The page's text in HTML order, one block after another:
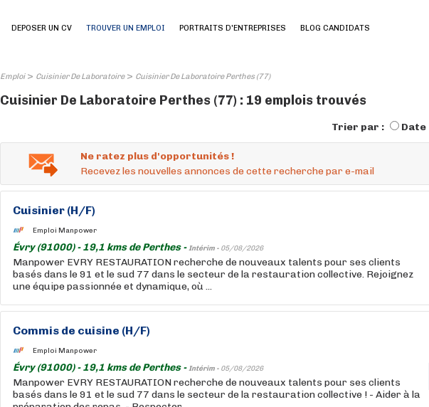
DEPOSER UN CV TROUVER UN EMPLOI PORTRAITS D'ENTREPRISES BLOG CANDIDATS
Emploi> Cuisinier De Laboratoire> Cuisinier De Laboratoire Perthes (77)
Cuisinier De Laboratoire Perthes (77) : 19 emplois trouvés
Trier par : Date
Ne ratez plus d'opportunités !
Recevez les nouvelles annonces de cette recherche par e-mail
Cuisinier (H/F)
Emploi Manpower
Évry (91000) - 19,1 kms de Perthes -Intérim - 05/08/2026
Manpower EVRY RESTAURATION recherche de nouveaux talents pour ses clients
basés dans le 91 et le sud 77 dans le secteur de la restauration collective. Rejoignez
une équipe passionnée et dynamique, où ...
Commis de cuisine (H/F)
Emploi Manpower
Évry (91000) - 19,1 kms de Perthes -Intérim - 05/08/2026
Manpower EVRY RESTAURATION recherche de nouveaux talents pour ses clients
basés dans le 91 et le sud 77 dans le secteur de la restauration collective ! - Aider à la